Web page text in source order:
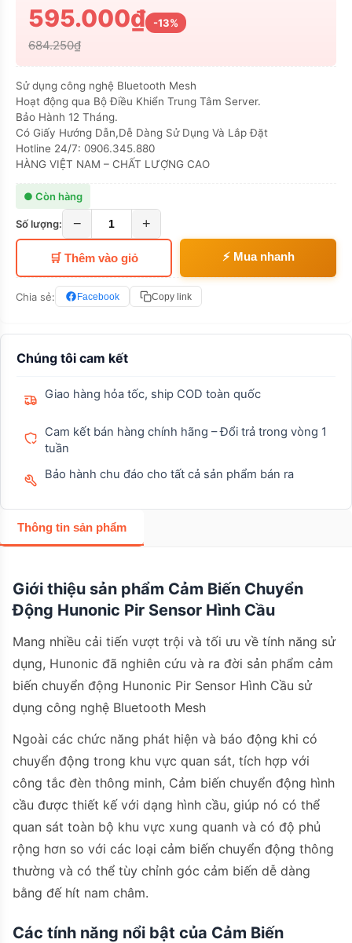
Chúng tôi cam kết
Giao hàng hỏa tốc, ship COD toàn quốc
Cam kết bán hàng chính hãng – Đổi trả trong vòng 1
tuần
Bảo hành chu đáo cho tất cả sản phẩm bán ra
Thông tin sản phẩm
Giới thiệu sản phẩm Cảm Biến Chuyển
Động Hunonic Pir Sensor Hình Cầu
Mang nhiều cải tiến vượt trội và tối ưu về tính năng sử
dụng, Hunonic đã nghiên cứu và ra đời sản phẩm cảm
biến chuyển động Hunonic Pir Sensor Hình Cầu sử
dụng công nghệ Bluetooth Mesh
Ngoài các chức năng phát hiện và báo động khi có
chuyển động trong khu vực quan sát, tích hợp với
công tắc đèn thông minh, Cảm biến chuyển động hình
cầu được thiết kế với dạng hình cầu, giúp nó có thể
quan sát toàn bộ khu vực xung quanh và có độ phủ
rộng hơn so với các loại cảm biến chuyển động thông
thường và có thể tùy chỉnh góc cảm biến dễ dàng
bằng đế hít nam châm.
Các tính năng nổi bật của Cảm Biến
595.000₫ -13%
684.250₫
Sử dụng công nghệ Bluetooth Mesh
Hoạt động qua Bộ Điều Khiển Trung Tâm Server.
Bảo Hành 12 Tháng.
Có Giấy Hướng Dẫn,Dễ Dàng Sử Dụng Và Lắp Đặt
Hotline 24/7: 0906.345.880
HÀNG VIỆT NAM – CHẤT LƯỢNG CAO
● Còn hàng
Số lượng: − +
🛒 Thêm vào giỏ ⚡ Mua nhanh
Chia sẻ: Facebook Copy link